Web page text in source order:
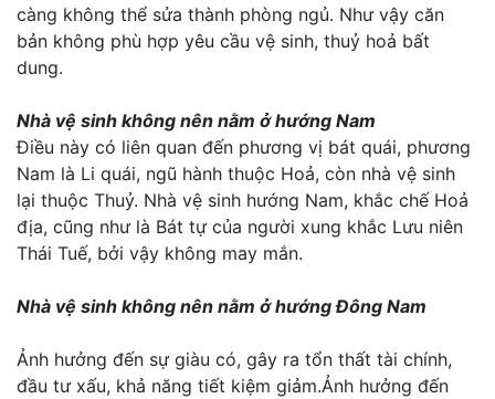
càng không thể sửa thành phòng ngủ. Như vậy căn
bản không phù hợp yêu cầu vệ sinh, thuỷ hoả bất
dung.
Nhà vệ sinh không nên nằm ở hướng Nam
Điều này có liên quan đến phương vị bát quái, phương
Nam là Li quái, ngũ hành thuộc Hoả, còn nhà vệ sinh
lại thuộc Thuỷ. Nhà vệ sinh hướng Nam, khắc chế Hoả
địa, cũng như là Bát tự của người xung khắc Lưu niên
Thái Tuế, bởi vậy không may mắn.
Nhà vệ sinh không nên nằm ở hướng Đông Nam
Ảnh hưởng đến sự giàu có, gây ra tổn thất tài chính,
đầu tư xấu, khả năng tiết kiệm giảm.Ảnh hưởng đến